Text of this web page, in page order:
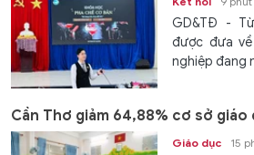
GD&TĐ -
được đưa
nghiệp đang
Cần Thơ giảm 64,88% cơ sở giáo
Giáo dục 15